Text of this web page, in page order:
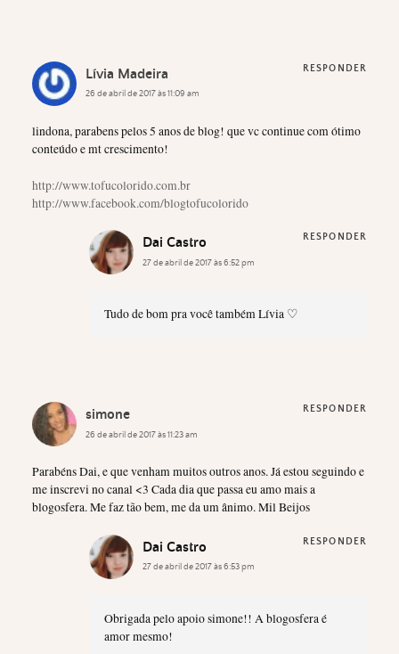
Lívia Madeira
26 de abril de 2017 às 11:09 am
lindona, parabens pelos 5 anos de blog! que vc continue com ótimo
conteúdo e mt crescimento!
http://www.tofucolorido.com.br
http://www.facebook.com/blogtofucolorido
RESPONDER
Dai Castro
27 de abril de 2017 às 6:52 pm
Tudo de bom pra você também Lívia ♡
RESPONDER
simone
26 de abril de 2017 às 11:23 am
Parabéns Dai, e que venham muitos outros anos. Já estou seguindo e
me inscrevi no canal <3 Cada dia que passa eu amo mais a
blogosfera. Me faz tão bem, me da um ânimo. Mil Beijos
RESPONDER
Dai Castro
27 de abril de 2017 às 6:53 pm
Obrigada pelo apoio simone!! A blogosfera é
amor mesmo!
RESPONDER